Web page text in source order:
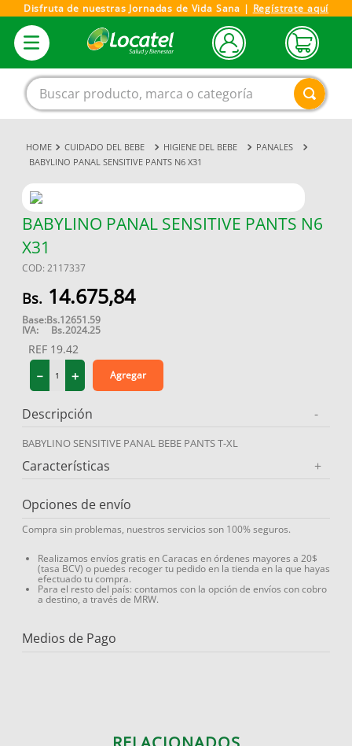
Disfruta de nuestras Jornadas de Vida Sana | Regístrate aquí
Buscar producto, marca o categoría
CUIDADO DEL BEBE HIGIENE DEL BEBE
PANALES
BABYLINO PANAL SENSITIVE PANTS N6 X31
BABYLINO PANAL SENSITIVE PANTS N6
X31
COD: 2117337
14.675,84
Base:Bs.12651.59
IVA: Bs.2024.25
REF 19.42
＋
－ Agregar
Descripción -
BABYLINO SENSITIVE PANAL BEBE PANTS T-XL
Características +
Opciones de envío
Compra sin problemas, nuestros servicios son 100% seguros.
Realizamos envíos gratis en Caracas en órdenes mayores a 20$
(tasa BCV) o puedes recoger tu pedido en la tienda en la que hayas
efectuado tu compra.
Para el resto del país: contamos con la opción de envíos con cobro
a destino, a través de MRW.
Medios de Pago
1.
magnesio
3 .
4.
vitamina c
5.
vitamina
champu
7.
linezolid
.
miovit
medias compresión